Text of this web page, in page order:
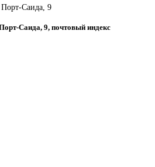
Порт-Саида, 9
Саида, 9, почтовый индекс